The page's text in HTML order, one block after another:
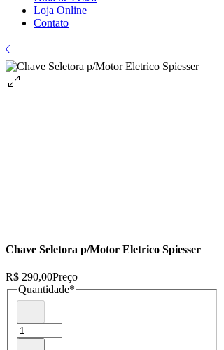
Loja Online
Contato
Chave Seletora p/Motor Eletrico Spiesser
R$ 290,00Preço
Quantidade*